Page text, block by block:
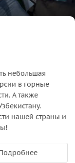
небольшая
в горные
А также
нашей страны и